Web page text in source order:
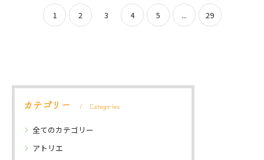
12回目を迎えます。当初の盛
り上がりを超える、オープン
枝を拾って、グルーガンで着
けたり、ボンドで着けて自分
1 2 3 4 5 ... 29
カテゴリー Categories
全てのカテゴリー
アトリエ